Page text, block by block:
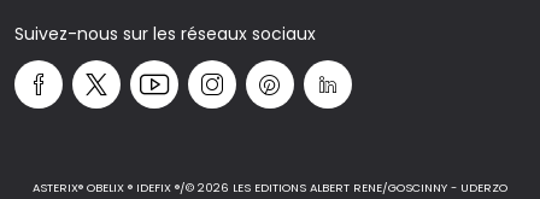
Suivez-nous sur les réseaux sociaux
ASTERIX® OBELIX ® IDEFIX ®/© 2026 LES EDITIONS ALBERT RENE/GOSCINNY - UDERZO